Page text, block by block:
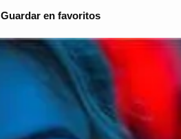
Guardar en favoritos